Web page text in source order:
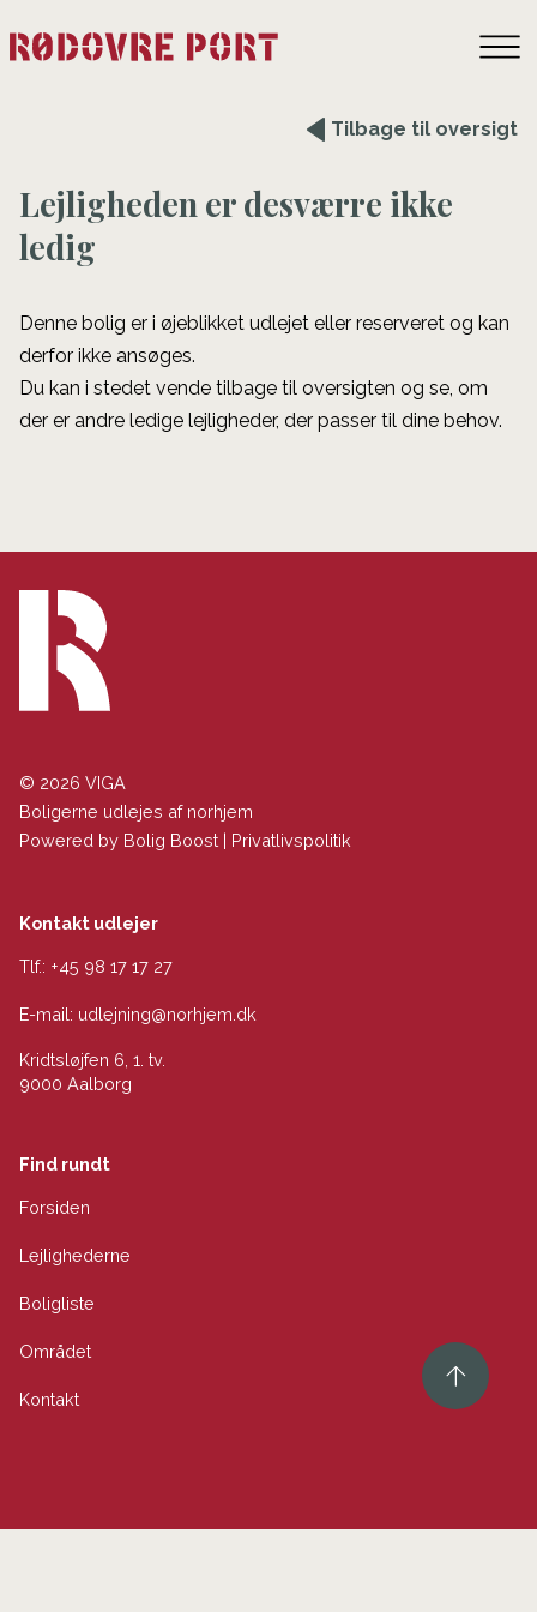
Tilbage til oversigt
Lejligheden er desværre ikke
ledig
Denne bolig er i øjeblikket udlejet eller reserveret og kan
derfor ikke ansøges.
Du kan i stedet vende tilbage til oversigten og se, om
der er andre ledige lejligheder, der passer til dine behov.
© 2026 VIGA
Boligerne udlejes af norhjem
Powered by Bolig Boost | Privatlivspolitik
Kontakt udlejer
Tlf.: +45 98 17 17 27
E-mail: udlejning@norhjem.dk
Kridtsløjfen 6, 1. tv.
9000 Aalborg
Find rundt
Forsiden
Lejlighederne
Boligliste
Området
Kontakt